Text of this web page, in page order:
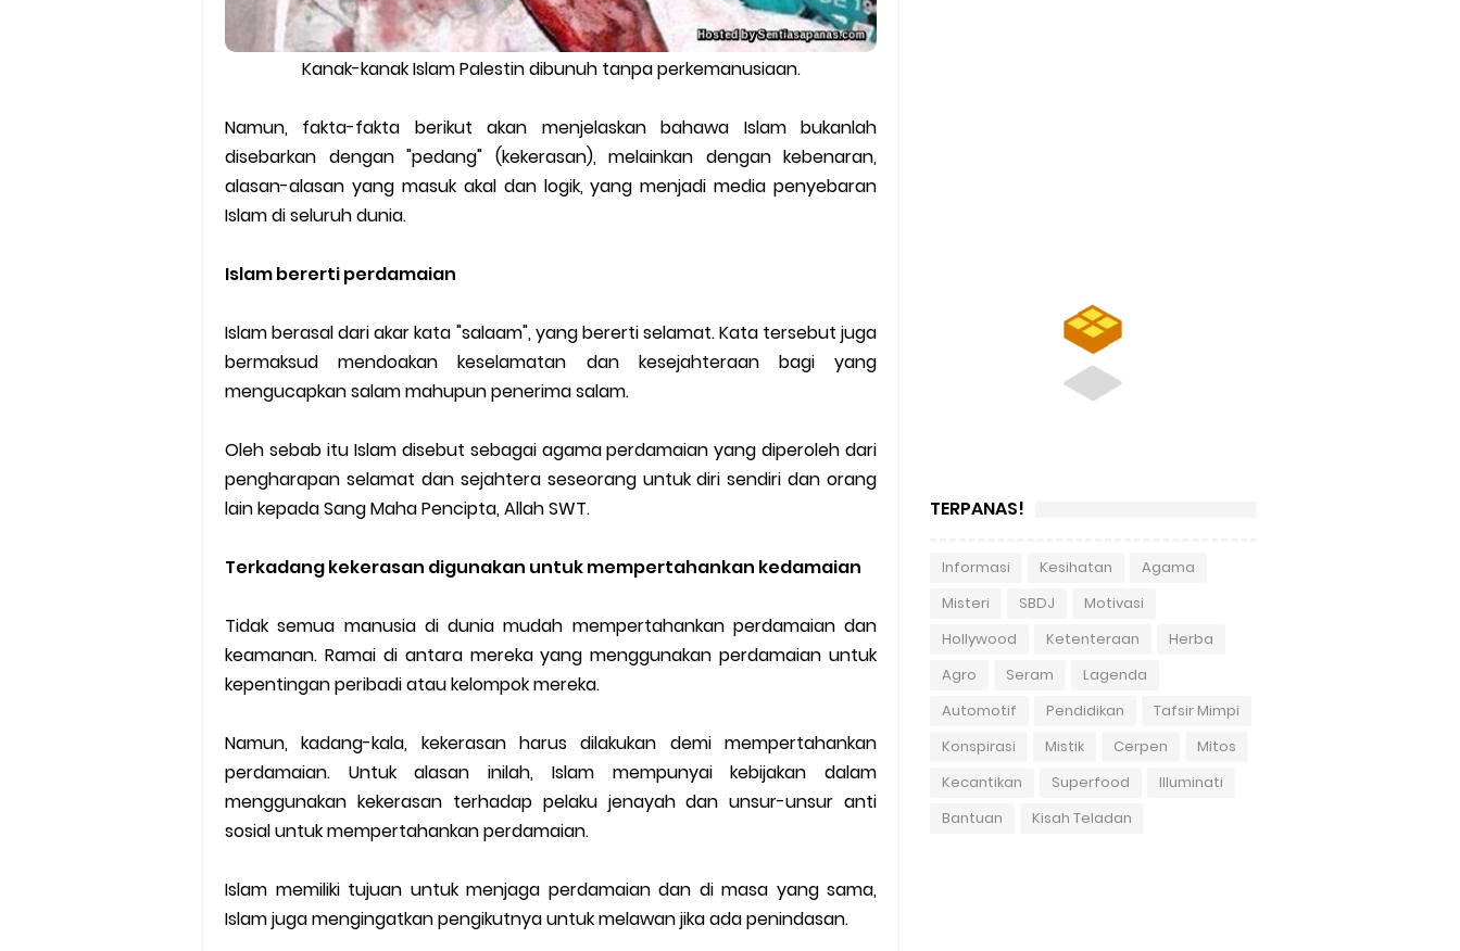
Kanak-kanak Islam Palestin dibunuh tanpa perkemanusiaan.
Namun, fakta-fakta berikut akan menjelaskan bahawa Islam bukanlah
disebarkan dengan "pedang" (kekerasan), melainkan dengan kebenaran,
alasan-alasan yang masuk akal dan logik, yang menjadi media penyebaran
Islam di seluruh dunia.
Islam bererti perdamaian
Islam berasal dari akar kata "salaam", yang bererti selamat. Kata tersebut juga
bermaksud mendoakan keselamatan dan kesejahteraan bagi yang
mengucapkan salam mahupun penerima salam.
Oleh sebab itu Islam disebut sebagai agama perdamaian yang diperoleh dari
pengharapan selamat dan sejahtera seseorang untuk diri sendiri dan orang
lain kepada Sang Maha Pencipta, Allah SWT.
Terkadang kekerasan digunakan untuk mempertahankan kedamaian
Tidak semua manusia di dunia mudah mempertahankan perdamaian dan
keamanan. Ramai di antara mereka yang menggunakan perdamaian untuk
kepentingan peribadi atau kelompok mereka.
Namun, kadang-kala, kekerasan harus dilakukan demi mempertahankan
perdamaian. Untuk alasan inilah, Islam mempunyai kebijakan dalam
menggunakan kekerasan terhadap pelaku jenayah dan unsur-unsur anti
sosial untuk mempertahankan perdamaian.
Islam memiliki tujuan untuk menjaga perdamaian dan di masa yang sama,
Islam juga mengingatkan pengikutnya untuk melawan jika ada penindasan.
TERPANAS!
Informasi Kesihatan
Agama
Misteri
SBDJ
Motivasi
Hollywood
Ketenteraan
Herba
Agro
Seram
Lagenda
Automotif
Pendidikan
Tafsir Mimpi
Konspirasi
Mistik Cerpen
Mitos
Kecantikan
Superfood
Illuminati
Bantuan
Kisah Teladan